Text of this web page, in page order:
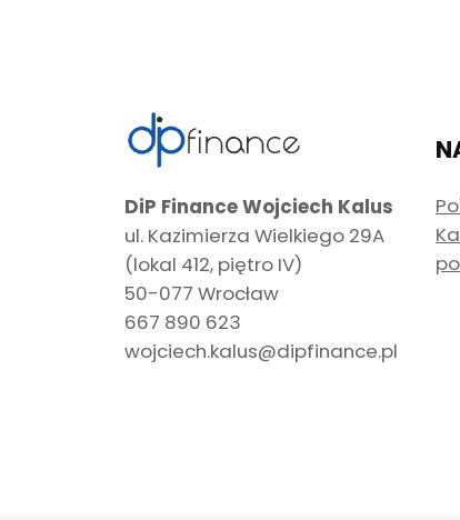
DiP Finance Wojciech Kalus
ul. Kazimierza Wielkiego 29A
(lokal 412, piętro IV)
50-077 Wrocław
667 890 623
wojciech.kalus@dipfinance.pl